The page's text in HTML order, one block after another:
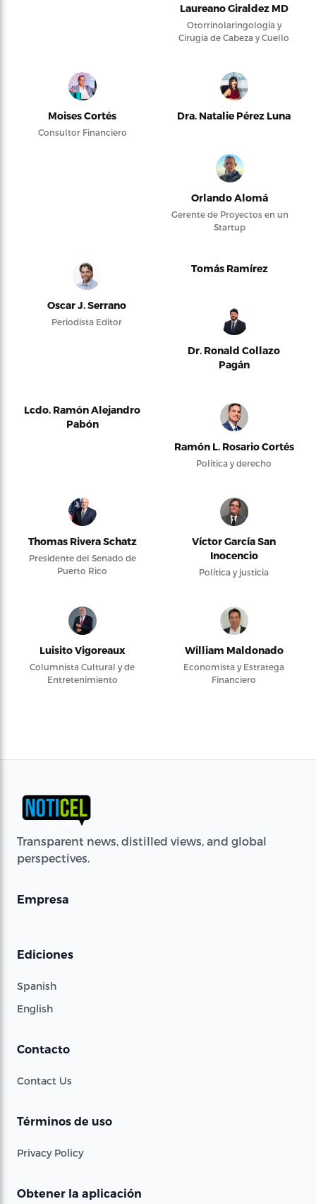
Laureano Giraldez MD
Otorrinolaringología y
Cirugía de Cabeza y Cuello
Moises Cortés
Consultor Financiero
Dra. Natalie Pérez Luna
Orlando Alomá
Gerente de Proyectos en un
Startup
Oscar J. Serrano
Periodista Editor
Tomás Ramírez
Dr. Ronald Collazo
Pagán
Lcdo. Ramón Alejandro
Pabón
Ramón L. Rosario Cortés
Política y derecho
Thomas Rivera Schatz
Presidente del Senado de
Puerto Rico
Víctor García San
Inocencio
Política y justicia
Luisito Vigoreaux
Columnista Cultural y de
Entretenimiento
William Maldonado
Economista y Estratega
Financiero
Transparent news, distilled views, and global
perspectives.
Empresa
Ediciones
Spanish
English
Contacto
Contact Us
Términos de uso
Privacy Policy
Obtener la aplicación